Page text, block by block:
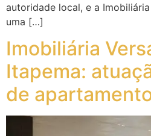
autoridade local, e a
uma […]
Imobiliária
Itapema:
de